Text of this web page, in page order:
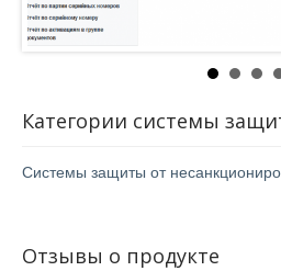
Категории системы
Системы защиты от
Отзывы о продукте